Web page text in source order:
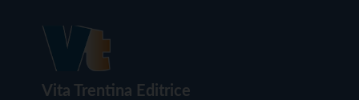
Vita Trentina Editrice